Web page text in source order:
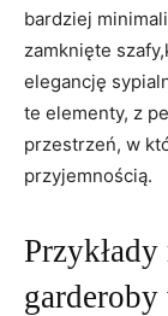
bardziej
zamknięte
elegancję
te⁢ elementy, z
przestrzeń, w
przyjemnością.